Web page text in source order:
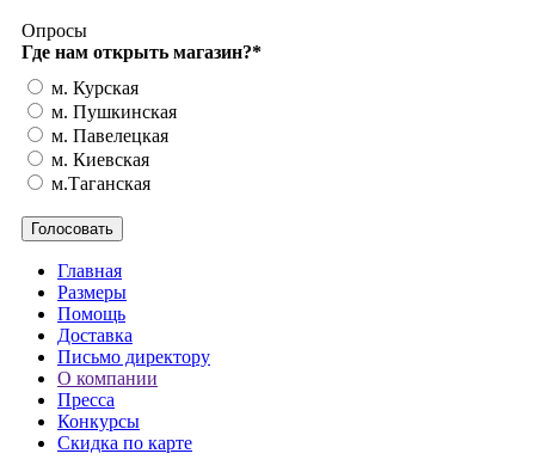
Опросы
Где нам открыть магазин?*
м. Курская
м. Пушкинская
м. Павелецкая
м. Киевская
м.Таганская
Главная
Размеры
Помощь
Доставка
Письмо директору
О компании
Пресса
Конкурсы
Скидка по карте